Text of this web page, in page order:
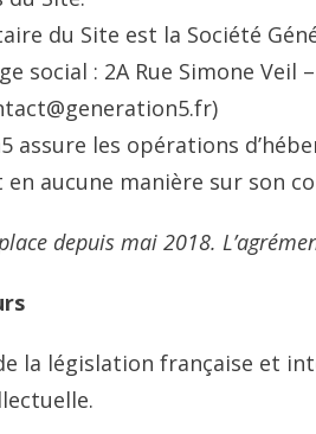
du Site est la Société
social : 2A Rue Simone Veil
assure les opérations
en aucune manière sur son
depuis mai 2018.
la législation française et